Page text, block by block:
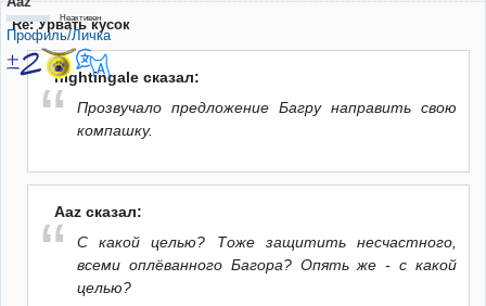
Неактивен
Профиль/Личка
Re: Урвать кусок
nightingale сказал:
Прозвучало предложение Багру направить свою
компашку.
Aaz сказал:
С какой целью? Тоже защитить несчастного,
всеми оплёванного Багора? Опять же - с какой
целью?